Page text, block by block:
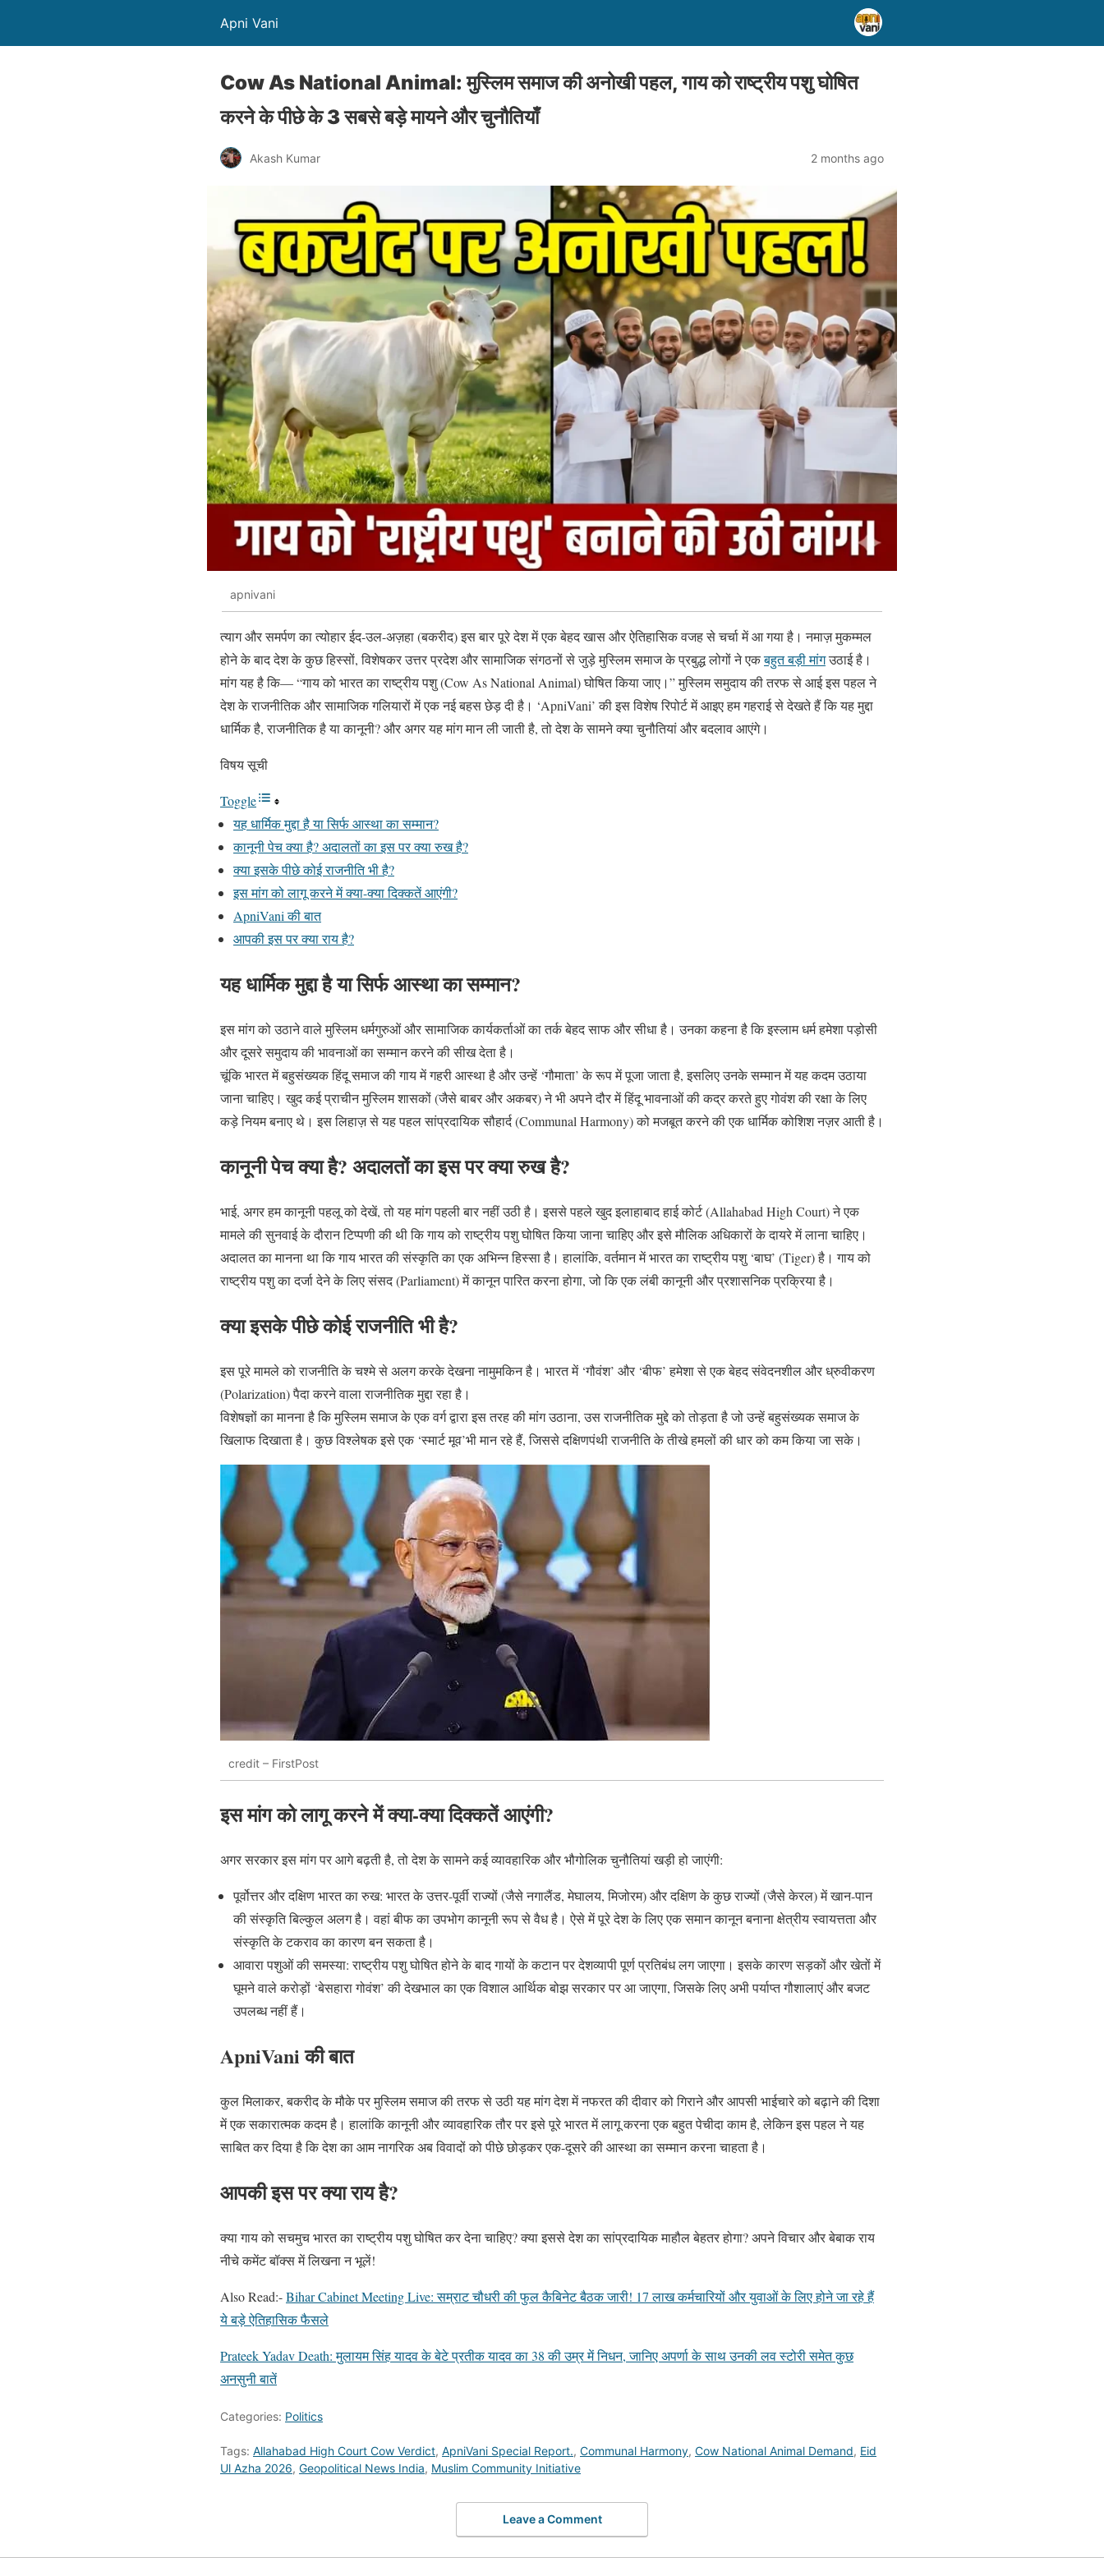
Apni Vani
Cow As National Animal: मुस्लिम समाज की अनोखी पहल, गाय को राष्ट्रीय पशु घोषित
करने के पीछे के 3 सबसे बड़े मायने और चुनौतियाँ
Akash Kumar 2 months ago
apnivani
त्याग और समर्पण का त्योहार ईद-उल-अज़हा (बकरीद) इस बार पूरे देश में एक बेहद खास और ऐतिहासिक वजह से चर्चा में आ गया है। नमाज़ मुकम्मल
होने के बाद देश के कुछ हिस्सों, विशेषकर उत्तर प्रदेश और सामाजिक संगठनों से जुड़े मुस्लिम समाज के प्रबुद्ध लोगों ने एकबहुत बड़ी मांगउठाई है।
मांग यह है कि— “गाय को भारत का राष्ट्रीय पशु (Cow As National Animal) घोषित किया जाए।” मुस्लिम समुदाय की तरफ से आई इस पहल ने
देश के राजनीतिक और सामाजिक गलियारों में एक नई बहस छेड़ दी है। ‘ApniVani’ की इस विशेष रिपोर्ट में आइए हम गहराई से देखते हैं कि यह मुद्दा
धार्मिक है, राजनीतिक है या कानूनी? और अगर यह मांग मान ली जाती है, तो देश के सामने क्या चुनौतियां और बदलाव आएंगे।
विषय सूची
Toggle
यह धार्मिक मुद्दा है या सिर्फ आस्था का सम्मान?
कानूनी पेच क्या है? अदालतों का इस पर क्या रुख है?
क्या इसके पीछे कोई राजनीति भी है?
इस मांग को लागू करने में क्या-क्या दिक्कतें आएंगी?
ApniVani की बात
आपकी इस पर क्या राय है?
यह धार्मिक मुद्दा है या सिर्फ आस्था का सम्मान?
इस मांग को उठाने वाले मुस्लिम धर्मगुरुओं और सामाजिक कार्यकर्ताओं का तर्क बेहद साफ और सीधा है। उनका कहना है कि इस्लाम धर्म हमेशा पड़ोसी
और दूसरे समुदाय की भावनाओं का सम्मान करने की सीख देता है।
चूंकि भारत में बहुसंख्यक हिंदू समाज की गाय में गहरी आस्था है और उन्हें ‘गौमाता’ के रूप में पूजा जाता है, इसलिए उनके सम्मान में यह कदम उठाया
जाना चाहिए। खुद कई प्राचीन मुस्लिम शासकों (जैसे बाबर और अकबर) ने भी अपने दौर में हिंदू भावनाओं की कद्र करते हुए गोवंश की रक्षा के लिए
कड़े नियम बनाए थे। इस लिहाज़ से यह पहल सांप्रदायिक सौहार्द (Communal Harmony) को मजबूत करने की एक धार्मिक कोशिश नज़र आती है।
कानूनी पेच क्या है? अदालतों का इस पर क्या रुख है?
भाई, अगर हम कानूनी पहलू को देखें, तो यह मांग पहली बार नहीं उठी है। इससे पहले खुद इलाहाबाद हाई कोर्ट (Allahabad High Court) ने एक
मामले की सुनवाई के दौरान टिप्पणी की थी कि गाय को राष्ट्रीय पशु घोषित किया जाना चाहिए और इसे मौलिक अधिकारों के दायरे में लाना चाहिए।
अदालत का मानना था कि गाय भारत की संस्कृति का एक अभिन्न हिस्सा है। हालांकि, वर्तमान में भारत का राष्ट्रीय पशु ‘बाघ’ (Tiger) है। गाय को
राष्ट्रीय पशु का दर्जा देने के लिए संसद (Parliament) में कानून पारित करना होगा, जो कि एक लंबी कानूनी और प्रशासनिक प्रक्रिया है।
क्या इसके पीछे कोई राजनीति भी है?
इस पूरे मामले को राजनीति के चश्मे से अलग करके देखना नामुमकिन है। भारत में ‘गौवंश’ और ‘बीफ’ हमेशा से एक बेहद संवेदनशील और ध्रुवीकरण
(Polarization) पैदा करने वाला राजनीतिक मुद्दा रहा है।
विशेषज्ञों का मानना है कि मुस्लिम समाज के एक वर्ग द्वारा इस तरह की मांग उठाना, उस राजनीतिक मुद्दे को तोड़ता है जो उन्हें बहुसंख्यक समाज के
खिलाफ दिखाता है। कुछ विश्लेषक इसे एक ‘स्मार्ट मूव’भी मान रहे हैं, जिससे दक्षिणपंथी राजनीति के तीखे हमलों की धार को कम किया जा सके।
credit – FirstPost
इस मांग को लागू करने में क्या-क्या दिक्कतें आएंगी?
अगर सरकार इस मांग पर आगे बढ़ती है, तो देश के सामने कई व्यावहारिक और भौगोलिक चुनौतियां खड़ी हो जाएंगी:
पूर्वोत्तर और दक्षिण भारत का रुख: भारत के उत्तर-पूर्वी राज्यों (जैसे नगालैंड, मेघालय, मिजोरम) और दक्षिण के कुछ राज्यों (जैसे केरल) में खान-पान
की संस्कृति बिल्कुल अलग है। वहां बीफ का उपभोग कानूनी रूप से वैध है। ऐसे में पूरे देश के लिए एक समान कानून बनाना क्षेत्रीय स्वायत्तता और
संस्कृति के टकराव का कारण बन सकता है।
आवारा पशुओं की समस्या: राष्ट्रीय पशु घोषित होने के बाद गायों के कटान पर देशव्यापी पूर्ण प्रतिबंध लग जाएगा। इसके कारण सड़कों और खेतों में
घूमने वाले करोड़ों ‘बेसहारा गोवंश’ की देखभाल का एक विशाल आर्थिक बोझ सरकार पर आ जाएगा, जिसके लिए अभी पर्याप्त गौशालाएं और बजट
उपलब्ध नहीं हैं।
ApniVani की बात
कुल मिलाकर, बकरीद के मौके पर मुस्लिम समाज की तरफ से उठी यह मांग देश में नफरत की दीवार को गिराने और आपसी भाईचारे को बढ़ाने की दिशा
में एक सकारात्मक कदम है। हालांकि कानूनी और व्यावहारिक तौर पर इसे पूरे भारत में लागू करना एक बहुत पेचीदा काम है, लेकिन इस पहल ने यह
साबित कर दिया है कि देश का आम नागरिक अब विवादों को पीछे छोड़कर एक-दूसरे की आस्था का सम्मान करना चाहता है।
आपकी इस पर क्या राय है?
क्या गाय को सचमुच भारत का राष्ट्रीय पशु घोषित कर देना चाहिए? क्या इससे देश का सांप्रदायिक माहौल बेहतर होगा? अपने विचार और बेबाक राय
नीचे कमेंट बॉक्स में लिखना न भूलें!
Also Read:-Bihar Cabinet Meeting Live: सम्राट चौधरी की फुल कैबिनेट बैठक जारी! 17 लाख कर्मचारियों और युवाओं के लिए होने जा रहे हैं
ये बड़े ऐतिहासिक फैसले
Prateek Yadav Death: मुलायम सिंह यादव के बेटे प्रतीक यादव का 38 की उम्र में निधन, जानिए अपर्णा के साथ उनकी लव स्टोरी समेत कुछ
अनसुनी बातें
Categories: Politics
Tags: Allahabad High Court Cow Verdict, ApniVani Special Report., Communal Harmony, Cow National Animal Demand, Eid
Ul Azha 2026, Geopolitical News India, Muslim Community Initiative
Leave a Comment